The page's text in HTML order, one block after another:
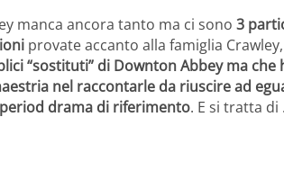
manca ancora tanto ma ci sono 3
provate accanto alla famiglia Crawley,
“sostituti” di Downton Abbey ma
nel raccontarle da riuscire ad
drama di riferimento. E si tratta di